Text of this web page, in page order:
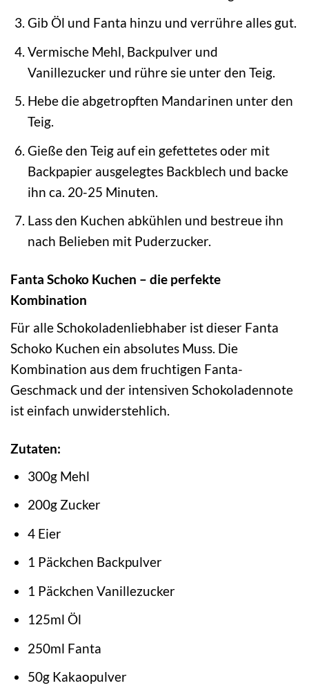
Gib Öl und Fanta hinzu und verrühre alles gut.
Vermische Mehl, Backpulver und
Vanillezucker und rühre sie unter den Teig.
Hebe die abgetropften Mandarinen unter den
Teig.
Gieße den Teig auf ein gefettetes oder mit
Backpapier ausgelegtes Backblech und backe
ihn ca. 20-25 Minuten.
Lass den Kuchen abkühlen und bestreue ihn
nach Belieben mit Puderzucker.
Fanta Schoko Kuchen – die perfekte
Kombination
Für alle Schokoladenliebhaber ist dieser Fanta
Schoko Kuchen ein absolutes Muss. Die
Kombination aus dem fruchtigen Fanta-
Geschmack und der intensiven Schokoladennote
ist einfach unwiderstehlich.
Zutaten:
300g Mehl
200g Zucker
4 Eier
1 Päckchen Backpulver
1 Päckchen Vanillezucker
125ml Öl
250ml Fanta
50g Kakaopulver